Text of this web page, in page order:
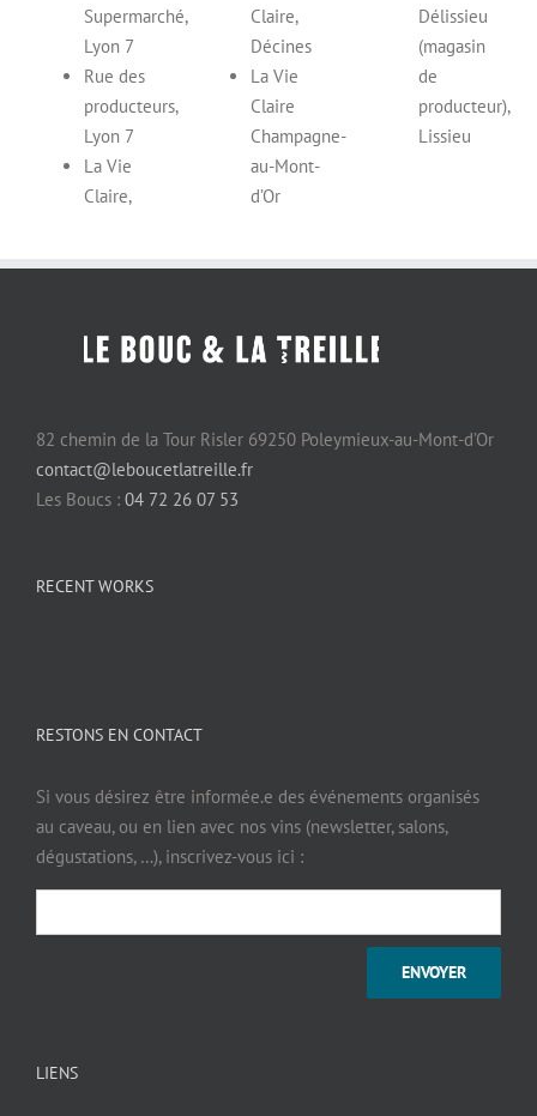
Supermarché,
Lyon 7
Rue des
producteurs,
Lyon 7
La Vie
Claire,
Claire,
Décines
La Vie
Claire
Champagne-
au-Mont-
d’Or
Délissieu
(magasin
de
producteur),
Lissieu
82 chemin de la Tour Risler 69250 Poleymieux-au-Mont-d’Or
contact@leboucetlatreille.fr
Les Boucs : 04 72 26 07 53
RECENT WORKS
RESTONS EN CONTACT
Si vous désirez être informée.e des événements organisés
au caveau, ou en lien avec nos vins (newsletter, salons,
dégustations, …), inscrivez-vous ici :
LIENS